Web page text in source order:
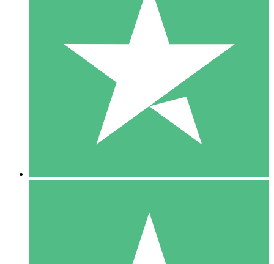
Individuelle Credit-Pakete
Zahlen Sie nach Bedarf mit Download-Credits. Keine
monatliche Verpflichtung erforderlich.
10 00
10 Downloads
20 00